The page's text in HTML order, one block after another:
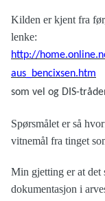
Kilden er kjent fra
lenke:
http://
aus_bencixsen.htm
som vel og DIS-
Spørsmålet er så
vitnemål fra tinget
Min gjetting er at det
dokumentasjon i